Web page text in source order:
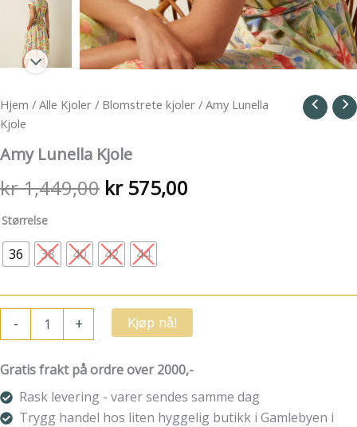
Hjem / Alle Kjoler / Blomstrete kjoler / Amy Lunella
Kjole
Amy Lunella Kjole
kr1,449,00 Opprinnelig
var:
kr575,00
Størrelse
36 38 40 42 44
-
Lunella
antall
+ Kjøp nå!
Gratis frakt på ordre over 2000,-
Rask levering - varer sendes samme dag
Trygg handel hos liten hyggelig butikk i Gamlebyen i